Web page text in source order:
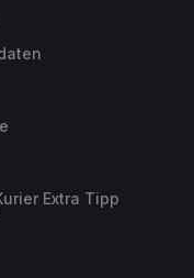
Extra Tipp